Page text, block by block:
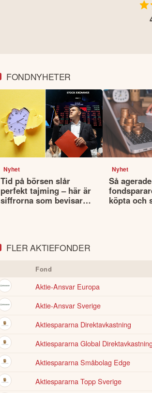
FONDNYHETER
Nyhet
Tid på börsen slår
perfekt tajming – här är
siffrorna som bevisar
Nyhet
Så
köpta och
FLER AKTIEFONDER
Fond
Aktie-Ansvar Europa
Aktie-Ansvar Sverige
Aktiespararna Direktavkastning
Aktiespararna Global
Aktiespararna Småbolag Edge
Aktiespararna Topp Sverige